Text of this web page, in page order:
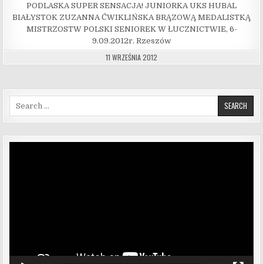
PODLASKA SUPER SENSACJA! JUNIORKA UKS HUBAL
BIAŁYSTOK ZUZANNA ĆWIKLIŃSKA BRĄZOWĄ MEDALISTKĄ
MISTRZOSTW POLSKI SENIOREK W ŁUCZNICTWIE, 6-
9.09.2012r. Rzeszów
11 WRZEŚNIA 2012
Search for: